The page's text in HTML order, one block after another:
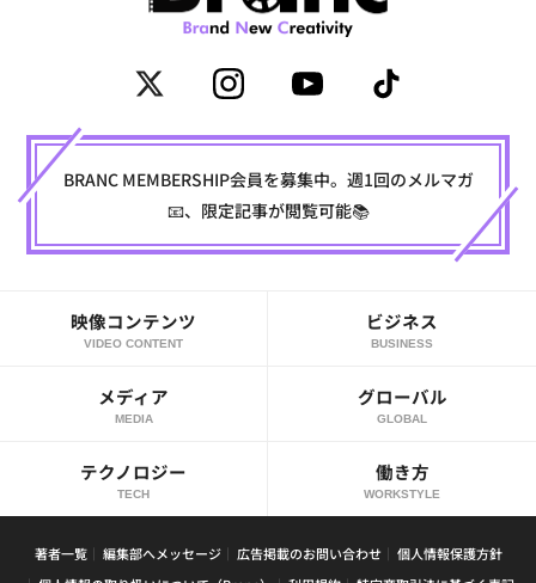
BRANC MEMBERSHIP会員を募集中。週1回のメルマガ
📧、限定記事が閲覧可能📚
映像コンテンツ
VIDEO CONTENT
ビジネス
BUSINESS
メディア
MEDIA
グローバル
GLOBAL
テクノロジー
TECH
働き方
WORKSTYLE
著者一覧 編集部へメッセージ 広告掲載のお問い合わせ
個人情報保護方針